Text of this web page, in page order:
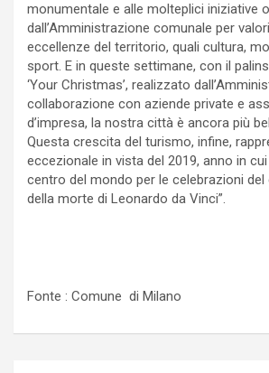
monumentale e alle molteplici iniziative
dall’Amministrazione comunale per
eccellenze del territorio, quali cultura,
sport. E in queste settimane, con il
‘Your Christmas’, realizzato
collaborazione con aziende private e
d’impresa, la nostra città è ancora più
Questa crescita del turismo, infine,
eccezionale in vista del 2019, anno in
centro del mondo per le celebrazioni del
della morte di Leonardo da Vinci”.
Fonte : Comune di Milano